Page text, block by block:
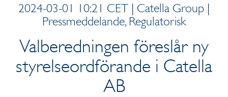
2024-03-01 10:21 CET | Catella Group |
Pressmeddelande, Regulatorisk
Valberedningen föreslår ny
styrelseordförande i Catella
AB